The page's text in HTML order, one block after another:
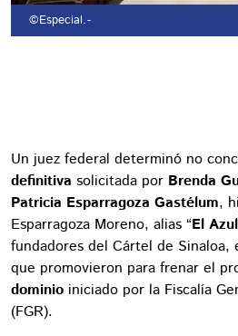
©Especial.-
Un juez federal determinó no
definitiva solicitada por Brenda
Patricia Esparragoza Gastélum,
Esparragoza Moreno, alias “El Azul
fundadores del Cártel de Sinaloa,
que promovieron para frenar el
dominio iniciado por la Fiscalía
(FGR).